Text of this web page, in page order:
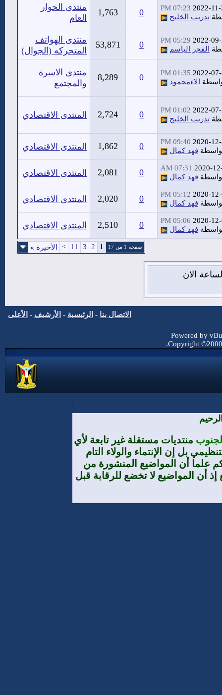
2022-
07:23 PM
تدريب الخليج 0
1,763
منتدى الحوار
العام
2022-
05:29 PM
الفجر الباسم 0
53,871
منتدى الهواتف
المتحركه (الجوال)
2022-
01:35 PM
الاءمحمود 0
8,289
منتدى الاسرة
والمجتمع
2022-
01:02 PM
تدريب الخليج 0
2,724 المنتدى الاقتصادي
2020-
09:40 PM
فهد كمال 0
1,862 المنتدى الاقتصادي
2020-
07:31 AM
فهد كمال 0
2,081 المنتدى الاقتصادي
2020-
05:12 PM
فهد كمال 0
2,020 المنتدى الاقتصادي
2020-
05:06 PM
فهد كمال 0
2,510 المنتدى الاقتصادي
صفحة 1 من 17 1
2
3
11
> الأخيرة »
اغسطس 2026 , الساعة الان
الاتصال بنا - الرئيسية - الأرشيف - الأعلى
Powered by
Copyright
منتديات مستقلة غير تابعة لأي
بل إن الإنتماء والولاء التام
علما أن المواضيع المنشورة من
أن المواضيع لا تخضع للرقابة قبل